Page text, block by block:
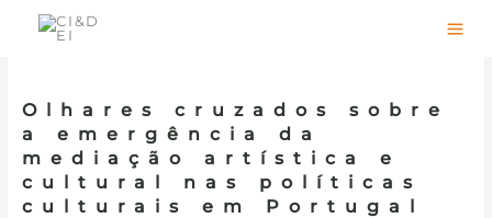
Skip
Olhares cruzados sobre
a emergência da
mediação artística e
cultural nas políticas
culturais em Portugal